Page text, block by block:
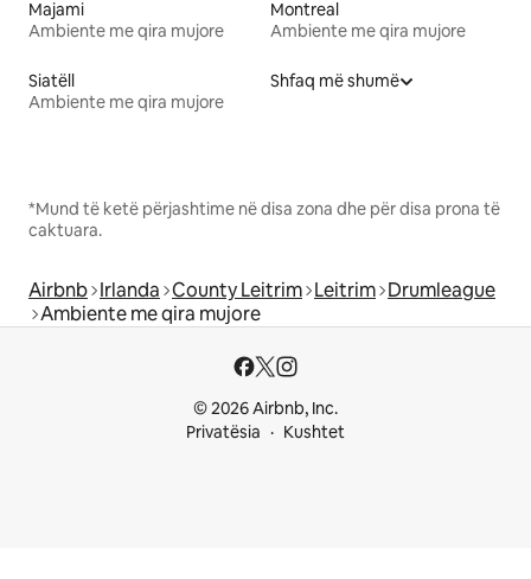
Majami
Ambiente me qira mujore
Montreal
Ambiente me qira mujore
Siatëll
Ambiente me qira mujore
Shfaq më shumë
*Mund të ketë përjashtime në disa zona dhe për disa prona të
caktuara.
Airbnb Irlanda County Leitrim Leitrim Drumleague
Ambiente me qira mujore
© 2026 Airbnb, Inc.
Privatësia
Kushtet